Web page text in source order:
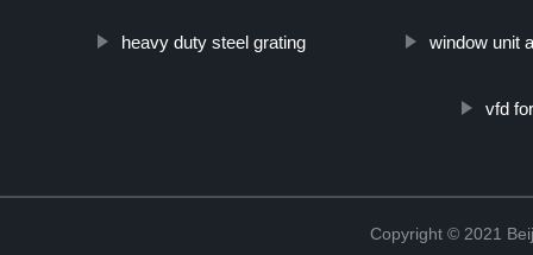
heavy duty steel grating window unit
vfd
Copyright © 2021